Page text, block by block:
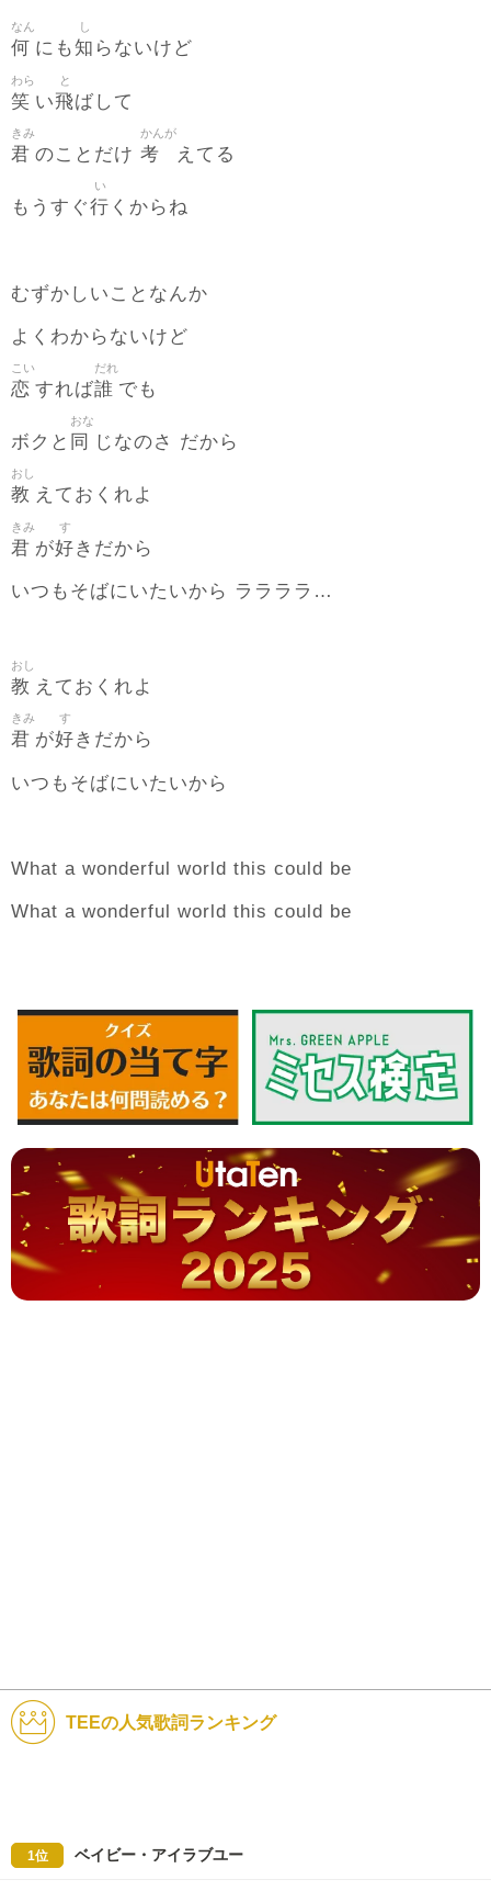
何
なん
にも知
し
らないけど
笑
わら
い飛
と
ばして
君
きみ
のことだけ 考
かんが
えてる
もうすぐ行
い
くからね
むずかしいことなんか
よくわからないけど
恋
こい
すれば誰
だれ
でも
ボクと 同
おな
じなのさ だから
教
おし
えておくれよ
君
きみ
が好
す
きだから
いつもそばにいたいから ララララ…
教
おし
えておくれよ
君
きみ
が好
す
きだから
いつもそばにいたいから
What a wonderful world this could be
What a wonderful world this could be
TEEの人気歌詞ランキング
1位 ベイビー・アイラブユー